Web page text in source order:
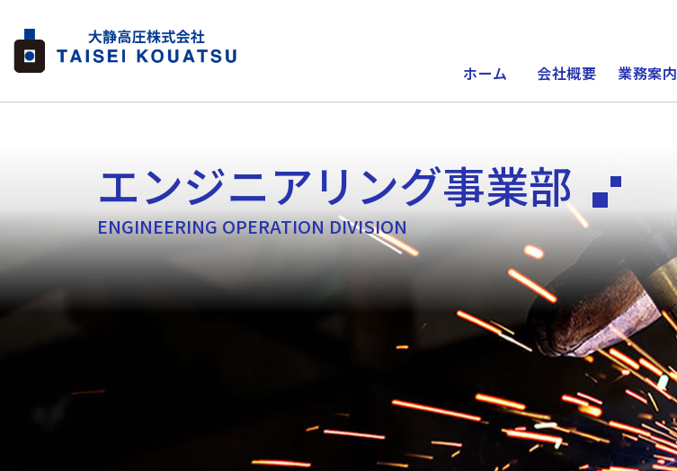
ホーム 会社概要 業務案内
エンジニアリング事業部
ENGINEERING OPERATION DIVISION